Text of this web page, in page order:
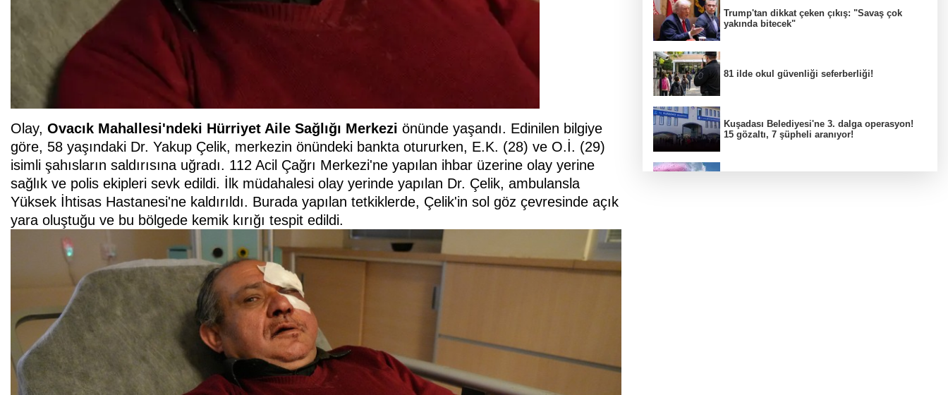
Olay, Ovacık Mahallesi'ndeki Hürriyet Aile Sağlığı Merkezi önünde yaşandı. Edinilen bilgiye
göre, 58 yaşındaki Dr. Yakup Çelik, merkezin önündeki bankta otururken, E.K. (28) ve O.İ. (29)
isimli şahısların saldırısına uğradı. 112 Acil Çağrı Merkezi'ne yapılan ihbar üzerine olay yerine
sağlık ve polis ekipleri sevk edildi. İlk müdahalesi olay yerinde yapılan Dr. Çelik, ambulansla
Yüksek İhtisas Hastanesi'ne kaldırıldı. Burada yapılan tetkiklerde, Çelik'in sol göz çevresinde açık
yara oluştuğu ve bu bölgede kemik kırığı tespit edildi.
Trump'tan dikkat çeken çıkış: "Savaş çok
yakında bitecek"
81 ilde okul güvenliği seferberliği!
Kuşadası Belediyesi'ne 3. dalga operasyon!
15 gözaltı, 7 şüpheli aranıyor!